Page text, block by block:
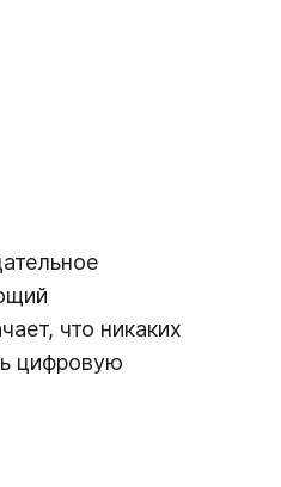
что никаких
цифровую